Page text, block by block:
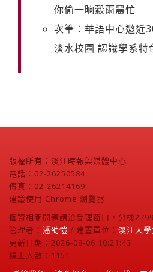
你偷一晌縠雨農忙
次筆：華語中心邀近
淡水校園 認識學系特
版權所有：淡江時報與媒體中心
電話：02-26250584
傳真：02-26214169
建議使用 Chrome 瀏覽器
個資相關問題請洽受理窗口，分機2799
管理者： 潘劭愷 / 建置單位： 淡江大
更新日期：2026-08-06 10:21:43
線上人數：1151